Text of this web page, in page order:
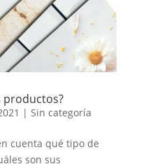
productos?
| Sin categoría
cuenta qué tipo de
son sus